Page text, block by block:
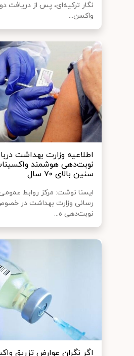
نگار ترکیه‌ای، پس از دریافت
واکسن...
اطلاعیه وزارت بهداشت
نوبت‌دهی هوشمند
سنین بالای ۷۰ سال
ایسنا نوشت: مرکز روابط
رسانی وزارت بهداشت در
نوبت‌دهی ه...
اگر نگران عوارض تزریق